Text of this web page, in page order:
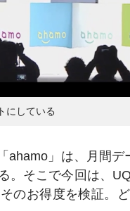
にしている
」は、月間デ
。そこで今回は、
のお得度を検証。